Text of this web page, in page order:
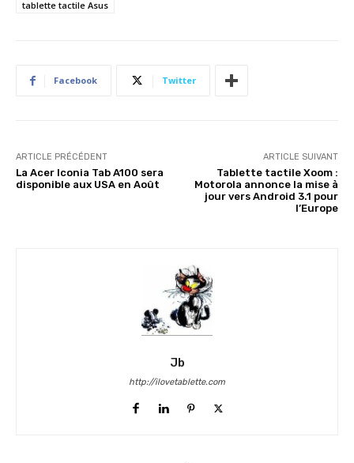
tablette tactile Asus
Facebook Twitter
ARTICLE PRÉCÉDENT
La Acer Iconia Tab A100 sera
disponible aux USA en Août
ARTICLE SUIVANT
Tablette tactile Xoom :
Motorola annonce la mise à
jour vers Android 3.1 pour
l’Europe
Jb
http://ilovetablette.com